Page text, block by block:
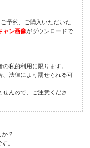
予約、ご購入いただいた
ャン画像がダウンロードで
私的利用に限ります。
、法律により罰せられる可
んので、ご注意くださ
？
。